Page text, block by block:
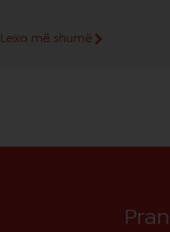
Lexo më shumë